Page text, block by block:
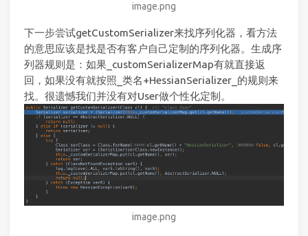
image.png
下一步尝试getCustomSerializer来找序列化器，看方法
的意思应该是找是否有客户自己定制的序列化器。生成序
列器规则是：如果_customSerializerMap有就直接返
回，如果没有就按照_类名+HessianSerializer_的规则来
找。很遗憾我们并没有对User做个性化定制。
image.png